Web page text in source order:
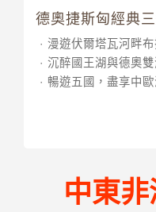
德奧捷斯匈經典
漫遊伏爾塔瓦河畔
沉醉國王湖與德奧
暢遊五國，盡享中
中東